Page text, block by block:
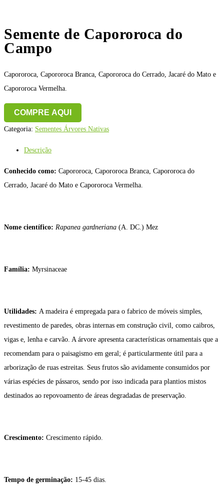
Semente de Capororoca do
Campo
Capororoca, Capororoca Branca, Capororoca do Cerrado, Jacaré do Mato e
Capororoca Vermelha.
COMPRE AQUI
Categoria: Sementes Árvores Nativas
Descrição
Conhecido como: Capororoca, Capororoca Branca, Capororoca do
Cerrado, Jacaré do Mato e Capororoca Vermelha.
Nome científico: Rapanea gardneriana (A. DC.) Mez
Família: Myrsinaceae
Utilidades: A madeira é empregada para o fabrico de móveis simples,
revestimento de paredes, obras internas em construção civil, como caibros,
vigas e, lenha e carvão. A árvore apresenta características ornamentais que a
recomendam para o paisagismo em geral; é particularmente útil para a
arborização de ruas estreitas. Seus frutos são avidamente consumidos por
várias espécies de pássaros, sendo por isso indicada para plantios mistos
destinados ao repovoamento de áreas degradadas de preservação.
Crescimento: Crescimento rápido.
Tempo de germinação: 15-45 dias.